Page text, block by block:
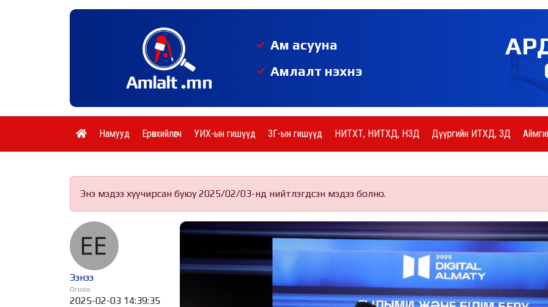
Ам асууна
Амлалт нэхнэ
Намууд Ерөнхийлөгч УИХ-ын гишүүд ЗГ-ын гишүүд НИТХТ, НИТХД, НЗД Дүүргийн ИТХД, ЗД
Энэ мэдээ хуучирсан буюу 2025/02/03-нд нийтлэгдсэн мэдээ болно.
Ээнээ
Огноо
2025-02-03 14:39:35